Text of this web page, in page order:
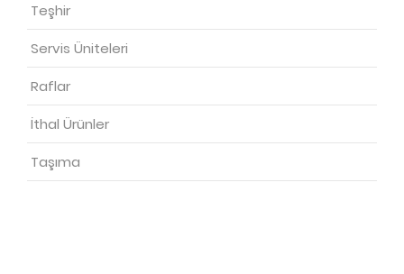
Teşhir
Servis Üniteleri
Raflar
İthal Ürünler
Taşıma